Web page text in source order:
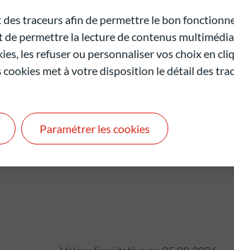
futures et ne sont pas constantes dans
traceurs afin de permettre le bon
permettre la lecture de contenus
les refuser ou personnaliser vos choix en
met à votre disposition le détail des
Paramétrer les cookies